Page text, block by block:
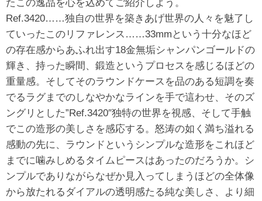
たこの逸品を心を込めてご紹介しよう。
Ref.3420……独自の世界を築きあげ世界の人々を魅了し
ていったこのリファレンス……33mmという十分なほど
の存在感からあふれ出す18金無垢シャンパンゴールドの
輝き、持った瞬間、鍛造というプロセスを感じるほどの
重量感。そしてそのラウンドケースを品のある短調を奏
でるラグまでのしなやかなラインを手で這わせ、そのズ
ングリとした”Ref.3420″独特の世界を視感、そして手触
でこの造形の美しさを感応する。怒涛の如く満ち溢れる
感動の先に、ラウンドというシンプルな造形をこれほど
までに噛みしめるタイムピースはあったのだろうか。シ
ンプルでありながらなぜか見入ってしまうほどの全体像
から放たれるダイアルの透明感たる純な美しさ、より細